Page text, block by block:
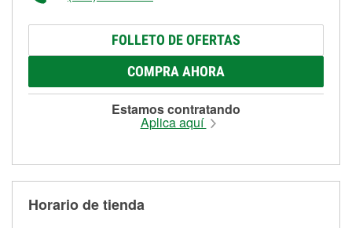
FOLLETO DE OFERTAS
COMPRA AHORA
Estamos contratando
Aplica aquí
Horario de tienda